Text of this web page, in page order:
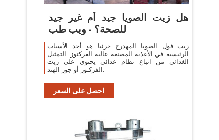
هل زيت الصويا جيد أم غير جيد
للصحة؟ - ويب طب
زيت فول الصويا المهدرج جزئيا هو أحد الأسباب
الرئيسية في الأغذية المصنعة عالية الفركتوز. التمثيل
الغذائي من اتباع نظام غذائي يحتوي على زيت
الفركتوز أو جوز الهند.
احصل على السعر